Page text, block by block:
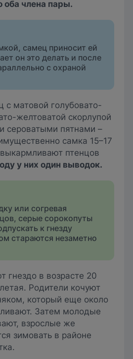
оба члена пары.
самец приносит ей
он это делать и после
с охраной
с матовой голубовато-
желтоватой скорлупой
сероватыми пятнами –
самка 15–17
птенцов
у них один выводок.
или согревая
серые сорокопуты
к гнезду
стараются незаметно
гнездо в возрасте 20
Родители кочуют
который еще около
Затем молодые
взрослые же
зимовать в районе